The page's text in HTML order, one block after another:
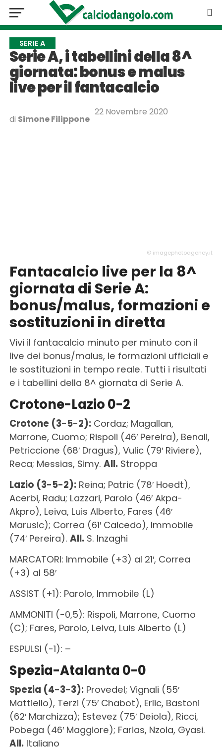
SERIE A
Serie A, i tabellini della 8^
giornata: bonus e malus
live per il fantacalcio
di Simone Filippone
22 Novembre 2020
© imagephotoagency.it
Fantacalcio live per la 8^
giornata di Serie A:
bonus/malus, formazioni e
sostituzioni in diretta
Vivi il fantacalcio minuto per minuto con il
live dei bonus/malus, le formazioni ufficiali e
le sostituzioni in tempo reale. Tutti i risultati
e i tabellini della 8^ giornata di Serie A.
Crotone-Lazio 0-2
Crotone (3-5-2):Cordaz; Magallan,
Marrone, Cuomo; Rispoli (46′ Pereira), Benali,
Petriccione (68′ Dragus), Vulic (79′ Riviere),
Reca; Messias, Simy. All. Stroppa
Lazio (3-5-2):Reina; Patric (78′ Hoedt),
Acerbi, Radu; Lazzari, Parolo (46′ Akpa-
Akpro), Leiva, Luis Alberto, Fares (46′
Marusic); Correa (61′ Caicedo), Immobile
(74′ Pereira). All. S. Inzaghi
MARCATORI: Immobile (+3) al 21′, Correa
(+3) al 58′
ASSIST (+1): Parolo, Immobile (L)
AMMONITI (-0,5): Rispoli, Marrone, Cuomo
(C); Fares, Parolo, Leiva, Luis Alberto (L)
ESPULSI (-1): –
Spezia-Atalanta 0-0
Spezia (4-3-3):Provedel; Vignali (55′
Mattiello), Terzi (75′ Chabot), Erlic, Bastoni
(62′ Marchizza); Estevez (75′ Deiola), Ricci,
Pobega (46′ Maggiore); Farias, Nzola, Gyasi.
All. Italiano